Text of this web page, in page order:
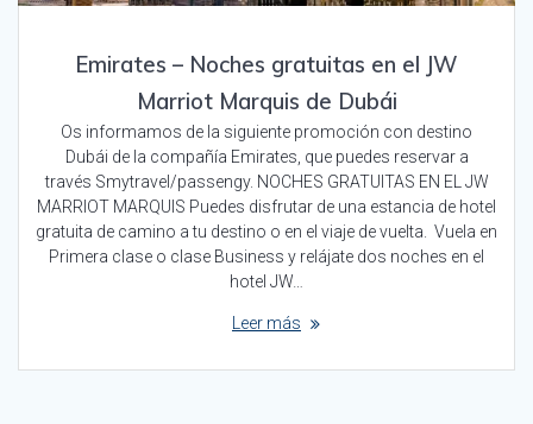
Emirates – Noches gratuitas en el JW
Marriot Marquis de Dubái
Os informamos de la siguiente promoción con destino
Dubái de la compañía Emirates, que puedes reservar a
través Smytravel/passengy. NOCHES GRATUITAS EN EL JW
MARRIOT MARQUIS Puedes disfrutar de una estancia de hotel
gratuita de camino a tu destino o en el viaje de vuelta. Vuela en
Primera clase o clase Business y relájate dos noches en el
hotel JW…
Leer más